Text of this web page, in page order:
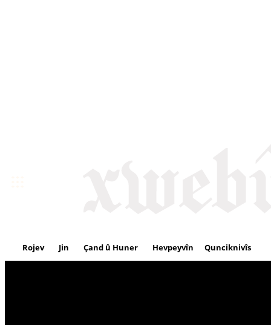
Rojev Jin Çand û Huner Hevpeyvîn Qunciknivîs